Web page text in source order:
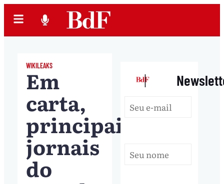
WIKILEAKS
Em
carta,
principais
jornais
do
|